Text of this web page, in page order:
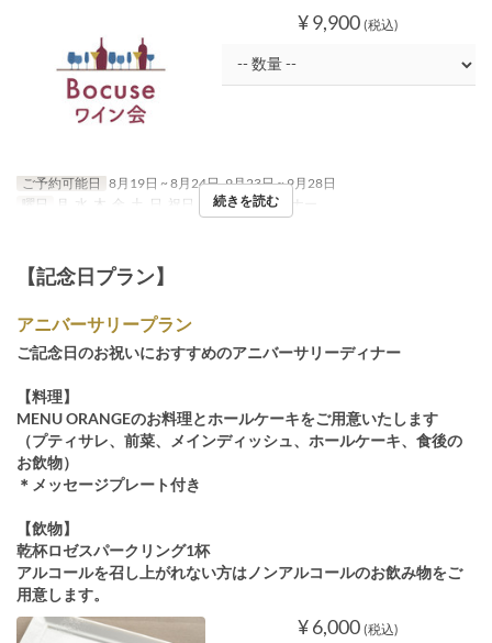
¥ 9,900 (税込)
ご予約可能日 8月19日 ~ 8月24日, 9月23日 ~ 9月28日
曜日
月, 水, 木, 金, 土, 日, 祝日 食事時間 ディナー
続きを読む
【記念日プラン】
アニバーサリープラン
ご記念日のお祝いにおすすめのアニバーサリーディナー
【料理】
MENU ORANGEのお料理とホールケーキをご用意いたします
（プティサレ、前菜、メインディッシュ、ホールケーキ、食後の
お飲物）
＊メッセージプレート付き
【飲物】
乾杯ロゼスパークリング1杯
アルコールを召し上がれない方はノンアルコールのお飲み物をご
用意します。
¥ 6,000 (税込)